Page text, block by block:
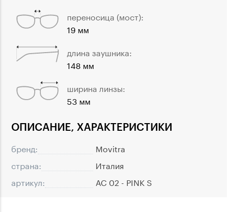
ОПИСАНИЕ, ХАРАКТЕРИСТИКИ
бренд:
Movitra
страна:
Италия
артикул:
AC 02 - PINK S
переносица (мост):
19 мм
длина заушника:
148 мм
ширина линзы:
53 мм